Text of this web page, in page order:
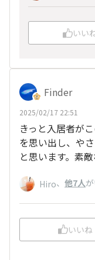
いい
Finder
2025/02/17 22:51
きっと入居者が
を思い出し、や
と思います。素
Hiro、 他7人
いいね